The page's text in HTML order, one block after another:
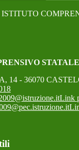
ISTITUTO
14 - 36070
Link